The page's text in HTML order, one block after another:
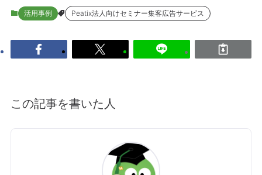
活用事例 Peatix法人向けセミナー集客広告サービス
この記事を書いた人